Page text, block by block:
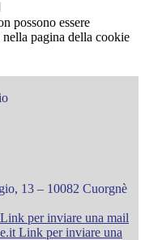
possono essere
pagina della cookie
13 – 10082 Cuorgnè
Link per inviare una mail
Link per inviare una